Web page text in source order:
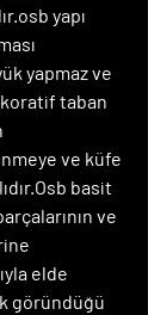
yapı
yapmaz ve
taban
ve küfe
basit
ve
elde
göründüğü